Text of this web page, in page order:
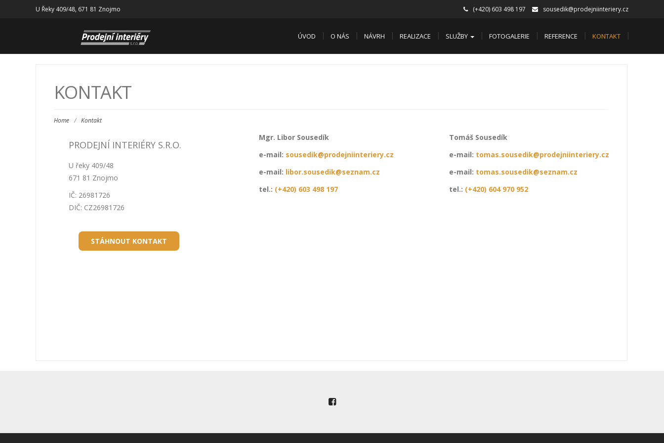
U Řeky 409/48, 671 81 Znojmo (+420) 603 498 197 sousedik@prodejniinteriery.cz
ÚVOD O NÁS NÁVRH REALIZACE SLUŽBY FOTOGALERIE REFERENCE KONTAKT
KONTAKT
Home / Kontakt
PRODEJNÍ INTERIÉRY S.R.O.
U řeky 409/48
671 81 Znojmo
IČ: 26981726
DIČ: CZ26981726
STÁHNOUT KONTAKT
Mgr. Libor Sousedík
e-mail: sousedik@prodejniinteriery.cz
e-mail: libor.sousedik@seznam.cz
tel.: (+420) 603 498 197
Tomáš Sousedík
e-mail: tomas.sousedik@prodejniinteriery.cz
e-mail: tomas.sousedik@seznam.cz
tel.: (+420) 604 970 952